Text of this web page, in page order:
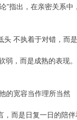
”指出，在亲密关系
头 不执着于对错，而
，而是成熟的表现。
的宽容当作理所当然
，而是日复一日的陪